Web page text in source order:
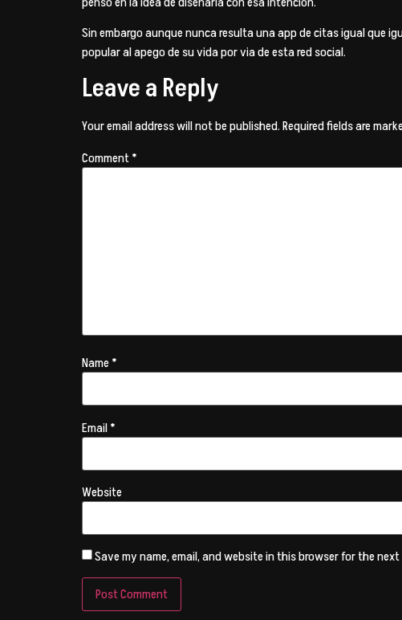
Sin embargo aunque nunca resulta una app de citas igual que
popular al apego de su vida por vi­a de esta red social.
Leave a Reply
Your email address will not be published.Required fields are
Comment*
Name*
Email*
Website
Save my name, email, and website in this browser for the